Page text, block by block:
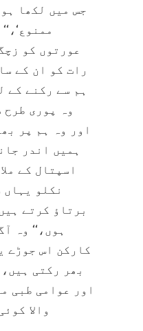
جس میں لکھا
عورتوں کو
رات کو ان کے
ہم سے رکنے کے
وہ پوری
اور وہ ہم پر
ہمیں اندر
اسپتال کے
نکلو یہاں
برتاؤ کرتے
ہوں،‘‘ وہ
کارکن اس جوڑے
بھر رکتی
اور عوامی طبی
والا